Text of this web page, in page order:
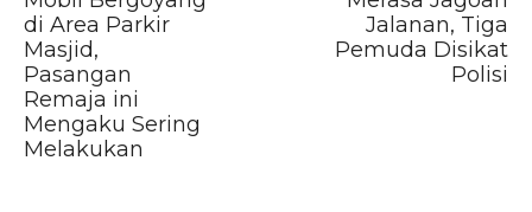
di Area Parkir
Masjid,
Pasangan
Remaja ini
Mengaku Sering
Melakukan
Jalanan, Tiga
Pemuda Disikat
Polisi